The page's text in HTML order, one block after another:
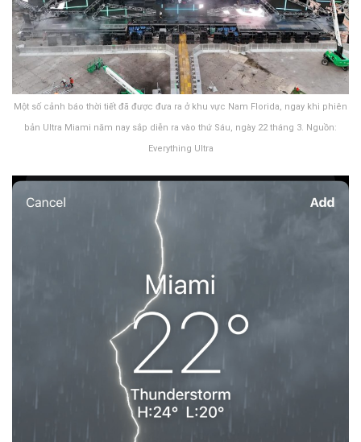
Một số cảnh báo thời tiết đã được đưa ra ở khu vực Nam Florida, ngay khi phiên
bản Ultra Miami năm nay sắp diễn ra vào thứ Sáu, ngày 22 tháng 3. Nguồn:
Everything Ultra